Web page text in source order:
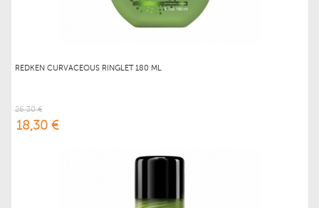
REDKEN CURVACEOUS RINGLET 180 ML
26,30 €
18,30 €